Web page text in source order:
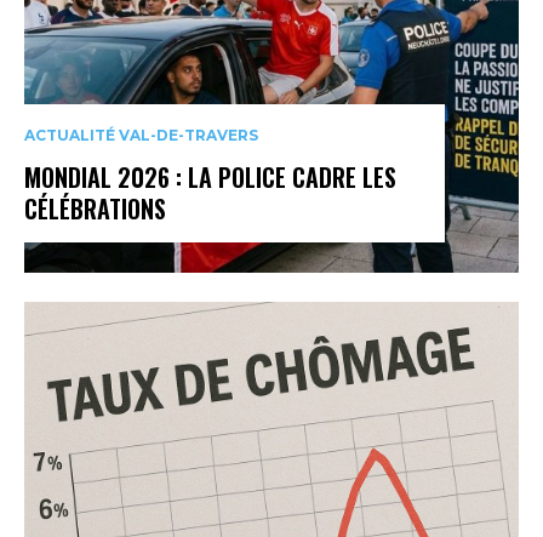
ACTUALITÉ VAL-DE-TRAVERS
MONDIAL 2026 : LA POLICE CADRE LES
CÉLÉBRATIONS